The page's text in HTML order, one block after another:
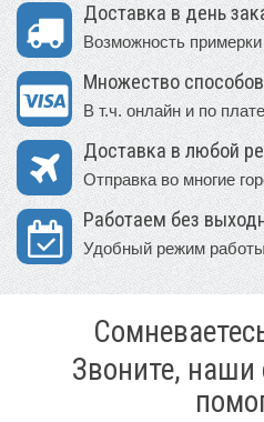
Доставка в день
Возможность
Множество
В т.ч. онлайн и по
Доставка в любой
Отправка во многие
Работаем без
Удобный режим
Звоните, наши